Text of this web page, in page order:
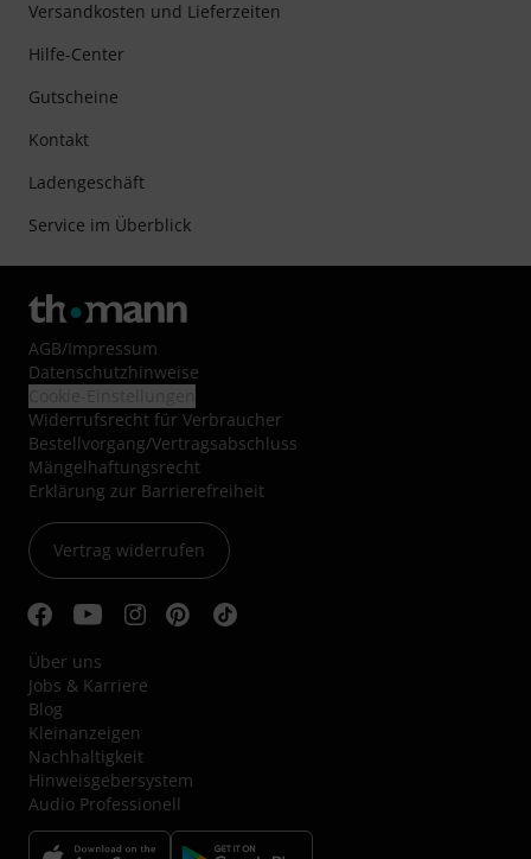
Versandkosten und Lieferzeiten
Hilfe-Center
Gutscheine
Kontakt
Ladengeschäft
Service im Überblick
AGB/Impressum
Datenschutzhinweise
Widerrufsrecht für Verbraucher
Bestellvorgang/Vertragsabschluss
Mängelhaftungsrecht
Erklärung zur Barrierefreiheit
Vertrag widerrufen
Über uns
Jobs & Karriere
Blog
Kleinanzeigen
Nachhaltigkeit
Hinweisgebersystem
Audio Professionell